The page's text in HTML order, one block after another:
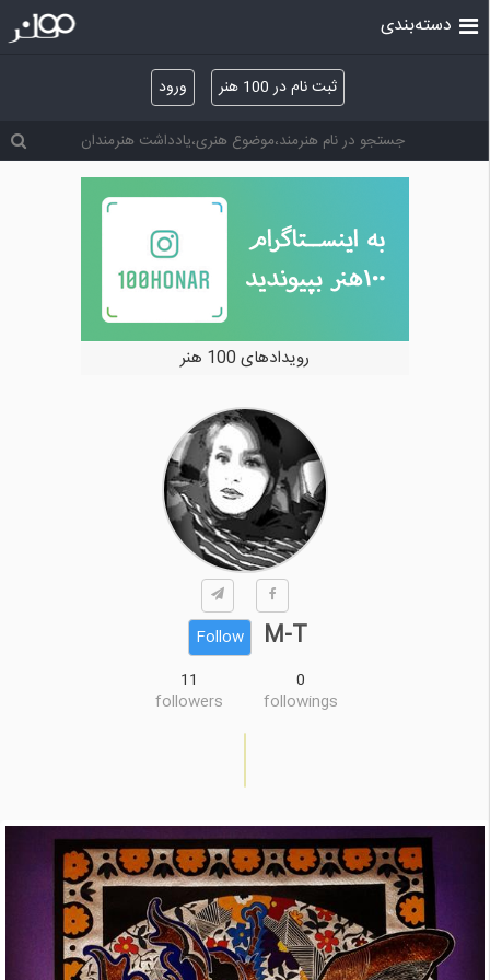
ثبت نام در 100 هنر ورود
دسته‌بندی
خرید و فروش آثار هنری
M-T
Follow
0
followings
11
followers